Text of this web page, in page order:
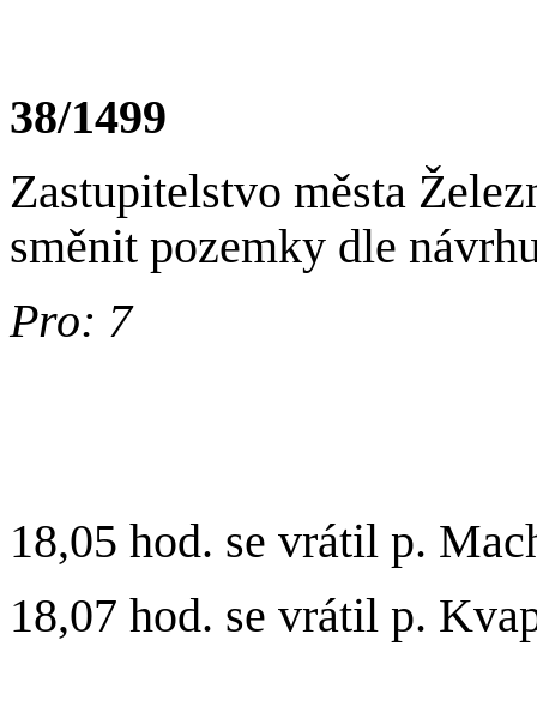
38/1499
Zastupitelstvo města
směnit pozemky dle
Pro: 7
18,05 hod. se vrátil p.
18,07 hod. se vrátil p.